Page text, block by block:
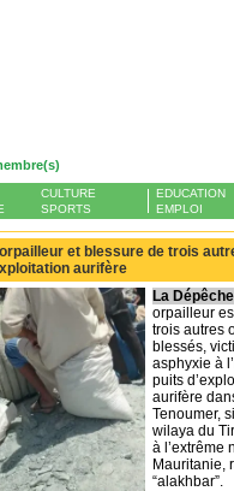
CULTURE
SPORTS
EDUCATION
EMPLOI
orpailleur et blessure de trois
aurifère
La Dépêche
orpailleur
trois autres
blessés,
asphyxie à
puits
aurifère
Tenoumer,
wilaya du
à l’extrême
Mauritanie,
“alakhbar”.